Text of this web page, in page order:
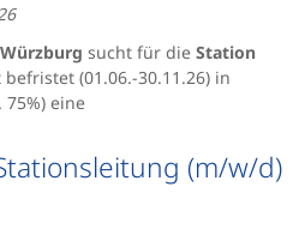
(m/w/d)
sucht für die Station
(01.06.-30.11.26) in
eine